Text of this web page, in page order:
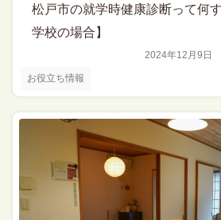
お役立ち情報
2024年12月9日
松戸市の就学時健康診断って何
学校の場合】